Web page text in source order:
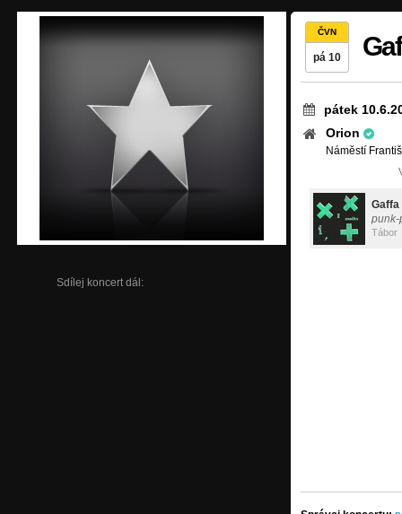
Sdílej koncert dál:
ČVN
pá 10
pátek
Orion
Náměstí
Gaffa
punk-
Tábor